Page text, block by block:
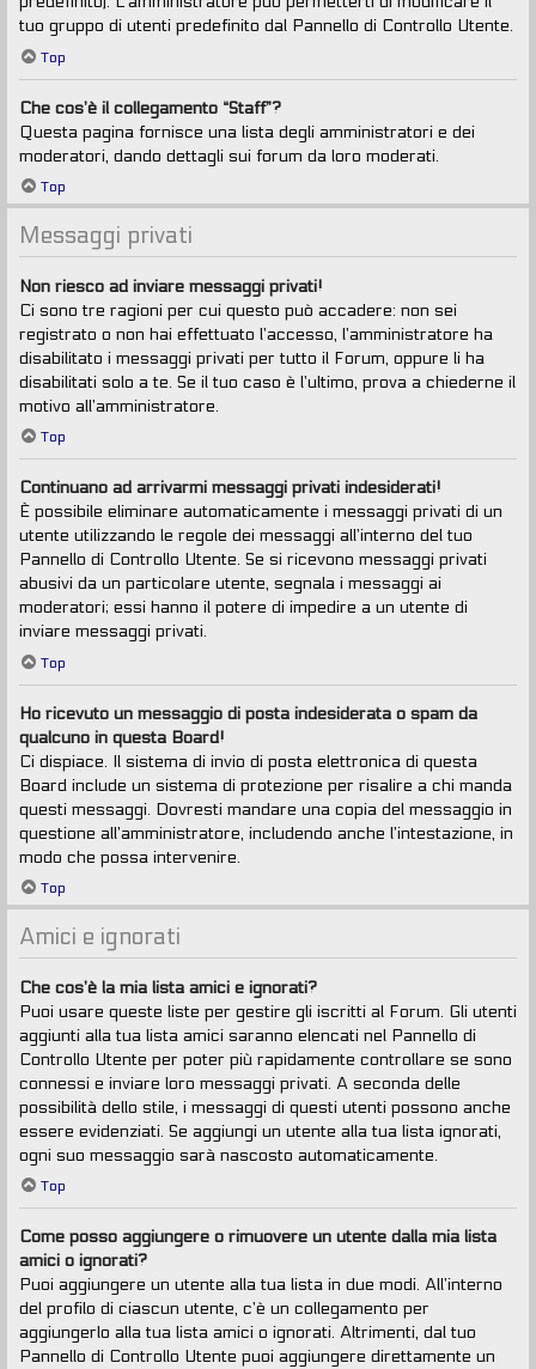
tuo gruppo di utenti predefinito dal Pannello di Controllo Utente.
Top
Che cos’è il collegamento “Staff”?
Questa pagina fornisce una lista degli amministratori e dei
moderatori, dando dettagli sui forum da loro moderati.
Top
Messaggi privati
Non riesco ad inviare messaggi privati!
Ci sono tre ragioni per cui questo può accadere: non sei
registrato o non hai effettuato l’accesso, l’amministratore ha
disabilitato i messaggi privati per tutto il Forum, oppure li ha
disabilitati solo a te. Se il tuo caso è l’ultimo, prova a chiederne il
motivo all’amministratore.
Top
Continuano ad arrivarmi messaggi privati indesiderati!
È possibile eliminare automaticamente i messaggi privati ​​di un
utente utilizzando le regole dei messaggi all’interno del tuo
Pannello di Controllo Utente. Se si ricevono messaggi privati ​​
abusivi da un particolare utente, segnala i messaggi ai
moderatori; essi hanno il potere di impedire a un utente di
inviare messaggi privati​​.
Top
Ho ricevuto un messaggio di posta indesiderata o spam da
qualcuno in questa Board!
Ci dispiace. Il sistema di invio di posta elettronica di questa
Board include un sistema di protezione per risalire a chi manda
questi messaggi. Dovresti mandare una copia del messaggio in
questione all’amministratore, includendo anche l’intestazione, in
modo che possa intervenire.
Top
Amici e ignorati
Che cos’è la mia lista amici e ignorati?
Puoi usare queste liste per gestire gli iscritti al Forum. Gli utenti
aggiunti alla tua lista amici saranno elencati nel Pannello di
Controllo Utente per poter più rapidamente controllare se sono
connessi e inviare loro messaggi privati. A seconda delle
possibilità dello stile, i messaggi di questi utenti possono anche
essere evidenziati. Se aggiungi un utente alla tua lista ignorati,
ogni suo messaggio sarà nascosto automaticamente.
Top
Come posso aggiungere o rimuovere un utente dalla mia lista
amici o ignorati?
Puoi aggiungere un utente alla tua lista in due modi. All’interno
del profilo di ciascun utente, c’è un collegamento per
aggiungerlo alla tua lista amici o ignorati. Altrimenti, dal tuo
Pannello di Controllo Utente puoi aggiungere direttamente un